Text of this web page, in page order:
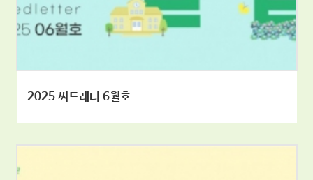
2025 씨드레터 6월호